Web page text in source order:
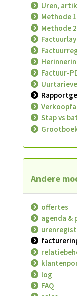
Uren,
Methode
Methode
Factuur-
Stap vs
Andere
offertes
agenda &
log
FAQ